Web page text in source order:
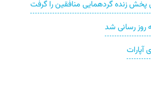
پخش زنده گردهمایی منافقین را گرفت
روز رسانی شد